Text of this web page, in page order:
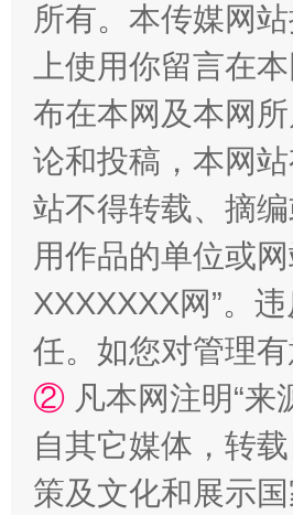
规模最大的光氢储一体化项目
镜头丨大暑三秋近
所有。本传媒网
上使用你留言在
布在本网及本网
论和投稿，本网
站不得转载、摘
用作品的单位或
XXXXXXX网”。
任。如您对管理
② 凡本网注明“
自其它媒体，转
策及文化和展示